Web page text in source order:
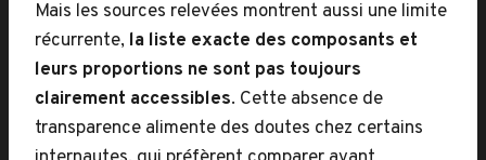
Mais les sources relevées montrent aussi une limite
récurrente, la liste exacte des composants et
leurs proportions ne sont pas toujours
clairement accessibles. Cette absence de
transparence alimente des doutes chez certains